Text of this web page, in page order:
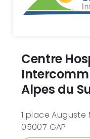
Centre
Alpes du
1 place Auguste
05007 GAP